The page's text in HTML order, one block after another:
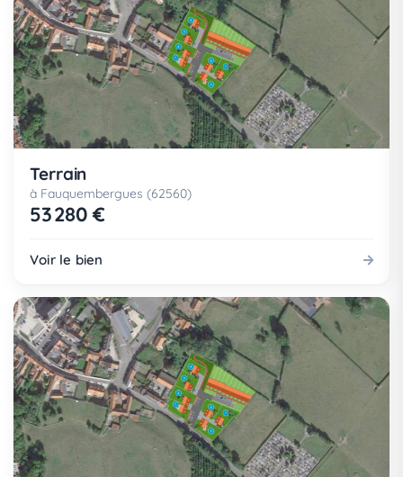
Terrain
à Fauquembergues (62560)
53 280 €
Voir le bien